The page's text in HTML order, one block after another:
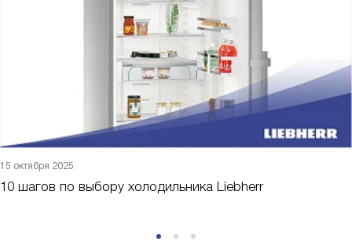
15 октября 2025
10 шагов по выбору холодильника Liebherr